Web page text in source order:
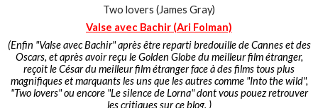
Two lovers (James Gray)
Valse avec Bachir (Ari Folman)
(Enfin "Valse avec Bachir" après être reparti bredouille de Cannes et des
Oscars, et après avoir reçu le Golden Globe du meilleur film étranger,
reçoit le César du meilleur film étranger face à des films tous plus
magnifiques et marquants les uns que les autres comme "Into the wild",
"Two lovers" ou encore "Le silence de Lorna" dont vous pouez retrouver
les critiques sur ce blog. )